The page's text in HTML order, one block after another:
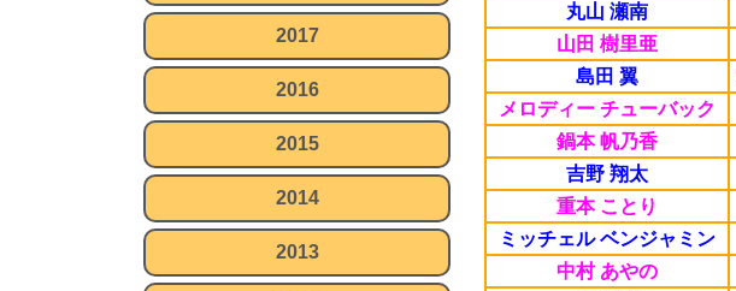
丸山 瀬南
山田 樹里亜
島田 翼
メロディー チューバック
鍋本 帆乃香
吉野 翔太
重本 ことり
ミッチェル ベンジャミン
中村 あやの
2017
2016
2015
2014
2013